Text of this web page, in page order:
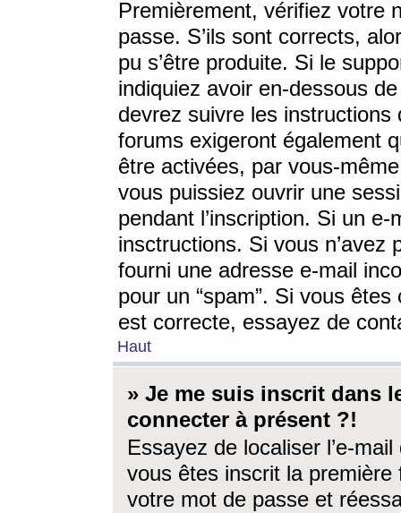
Premièrement, vérifiez votre
passe. S’ils sont corrects,
pu s’être produite. Si le
indiquiez avoir en-dessous
devrez suivre les
forums exigeront également
être activées, par vous-
vous puissiez ouvrir une
pendant l’inscription. Si un
insctructions. Si vous n’avez
fourni une adresse e-mail
pour un “spam”. Si vous
est correcte, essayez de
Haut
» Je me suis inscrit dans
connecter à présent ?!
Essayez de localiser l’e-
vous êtes inscrit la première
votre mot de passe et